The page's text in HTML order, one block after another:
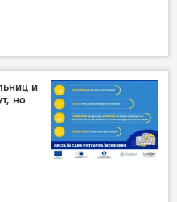
и
но